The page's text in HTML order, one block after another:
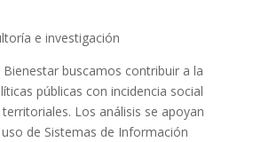
e investigación
buscamos contribuir a la
públicas con incidencia social
Los análisis se apoyan
de Sistemas de Información